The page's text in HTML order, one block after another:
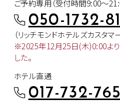
ご予約専用（受付時間9:00～
050-1732-
（リッチモンドホテルズカスタマ
※2025年12月25日(木)0:00より
した。
ホテル直通
017-732-